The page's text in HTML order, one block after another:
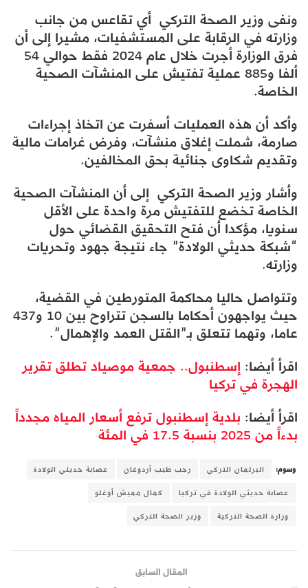
ونفى وزير الصحة التركي أي تقاعس من جانب
وزارته في الرقابة على المستشفيات، مشيرا إلى أن
فرق الوزارة أجرت خلال عام 2024 فقط حوالي 54
ألفا و885 عملية تفتيش على المنشآت الصحية
الخاصة.
وأكد أن هذه العمليات أسفرت عن اتخاذ إجراءات
صارمة، شملت إغلاق منشآت، وفرض غرامات مالية
وتقديم شكاوى جنائية بحق المخالفين.
وأشار وزير الصحة التركي إلى أن المنشآت الصحية
الخاصة تخضع للتفتيش مرة واحدة على الأقل
سنويا، مؤكدا أن فتح التحقيق القضائي حول
“شبكة حديثي الولادة” جاء نتيجة جهود وتحريات
وزارته.
وتتواصل حاليا محاكمة المتورطين في القضية،
حيث يواجهون أحكاما بالسجن تتراوح بين 10 و437
عاما، وتهما تتعلق بـ”القتل العمد والإهمال”.
اقرأ أيضا:إسطنبول.. جمعية موصياد تطلق تقرير
الهجرة في تركيا
اقرأ أيضا: بلدية إسطنبول ترفع أسعار المياه مجدداً
بدءاً من 2025 بنسبة 17.5 في المئة
وسوم: البرلمان التركي رجب طيب أردوغان
عصابة حديثي الولادة
عصابة حديثي الولادة في تركيا
كمال مميش أوغلو
وزارة الصحة التركية
وزير الصحة التركي
المقال السابق